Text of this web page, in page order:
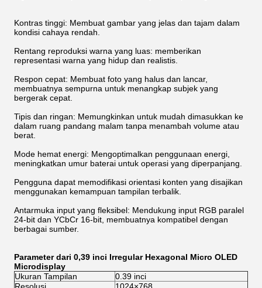
Kontras tinggi: Membuat gambar yang jelas dan tajam dalam
kondisi cahaya rendah.
Rentang reproduksi warna yang luas: memberikan
representasi warna yang hidup dan realistis.
Respon cepat: Membuat foto yang halus dan lancar,
membuatnya sempurna untuk menangkap subjek yang
bergerak cepat.
Tipis dan ringan: Memungkinkan untuk mudah dimasukkan ke
dalam ruang pandang malam tanpa menambah volume atau
berat.
Mode hemat energi: Mengoptimalkan penggunaan energi,
meningkatkan umur baterai untuk operasi yang diperpanjang.
Pengguna dapat memodifikasi orientasi konten yang disajikan
menggunakan kemampuan tampilan terbalik.
Antarmuka input yang fleksibel: Mendukung input RGB paralel
24-bit dan YCbCr 16-bit, membuatnya kompatibel dengan
berbagai sumber.
Parameter dari 0,39 inci Irregular Hexagonal Micro OLED
Microdisplay
Ukuran Tampilan
0.39 inci